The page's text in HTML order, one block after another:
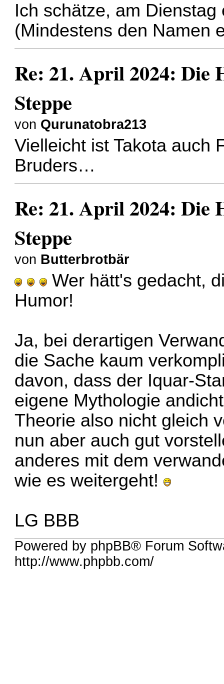
Ich schätze, am
(Mindestens den Namen
Re: 21. April 2024: Die
Steppe
von Qurunatobra213
Vielleicht ist Takota auch
Bruders…
Re: 21. April 2024: Die
Steppe
von Butterbrotbär
Wer hätt's gedacht,
Humor!
Ja, bei derartigen
die Sache kaum
davon, dass der Iquar-
eigene Mythologie
Theorie also nicht gleich
nun aber auch gut
anderes mit dem
wie es weitergeht!
LG BBB
Powered by phpBB® Forum
http://www.phpbb.com/